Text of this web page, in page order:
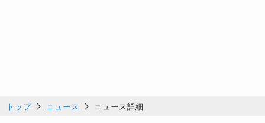
トップ ニュース ニュース詳細